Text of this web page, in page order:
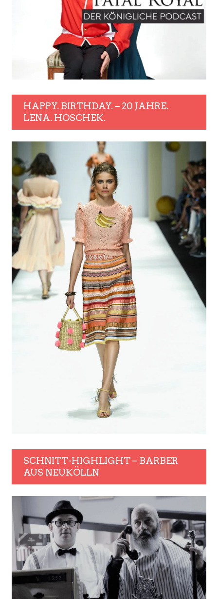
HAPPY. BIRTHDAY. – 20 JAHRE.
LENA. HOSCHEK.
SCHNITT-HIGHLIGHT – BARBER
AUS NEUKÖLLN